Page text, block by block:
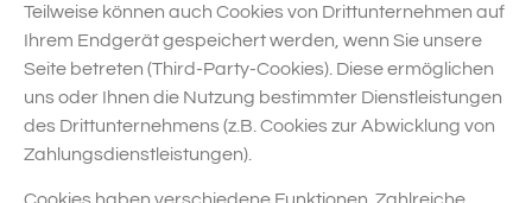
Teilweise können auch Cookies von Drittunternehmen auf
Ihrem Endgerät gespeichert werden, wenn Sie unsere
Seite betreten (Third-Party-Cookies). Diese ermöglichen
uns oder Ihnen die Nutzung bestimmter Dienstleistungen
des Drittunternehmens (z.B. Cookies zur Abwicklung von
Zahlungsdienstleistungen).